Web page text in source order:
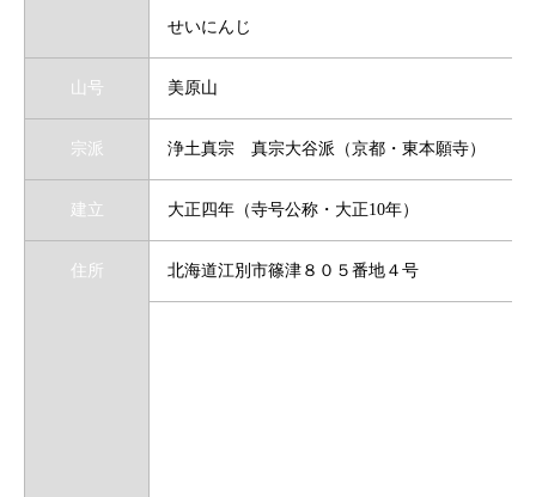
せいにんじ
山号 美原山
宗派 浄土真宗 真宗大谷派（京都・東本願寺）
建立 大正四年（寺号公称・大正10年）
住所 北海道江別市篠津８０５番地４号